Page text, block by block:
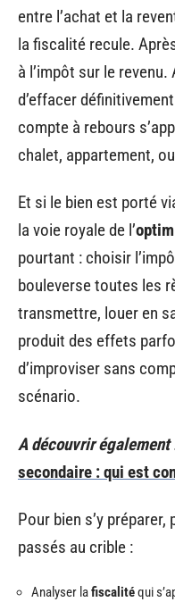
entre l’achat et la
la fiscalité recule.
à l’impôt sur le
d’effacer
compte à rebours
chalet, appartement,
Et si le bien est porté
la voie royale de l’
pourtant : choisir
bouleverse toutes les
transmettre, louer en
produit des effets
d’improviser sans
scénario.
A découvrir également
secondaire : qui est
Pour bien s’y
passés au crible :
Analyser lafiscalitéqui